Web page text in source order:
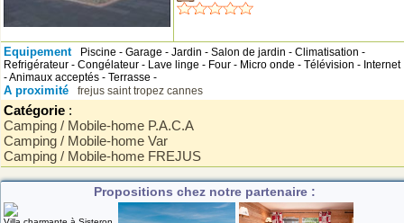
Equipement
Piscine - Garage - Jardin - Salon de jardin - Climatisation -
Refrigérateur - Congélateur - Lave linge - Four - Micro onde - Télévision - Internet
- Animaux acceptés - Terrasse -
A proximité frejus saint tropez cannes
Catégorie :
Camping / Mobile-home P.A.C.A
Camping / Mobile-home Var
Camping / Mobile-home FREJUS
Propositions chez notre partenaire :